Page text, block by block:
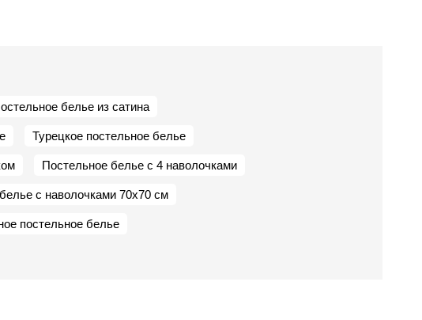
белье из сатина
Турецкое постельное белье
Постельное белье с 4 наволочками
с наволочками 70х70 см
постельное белье